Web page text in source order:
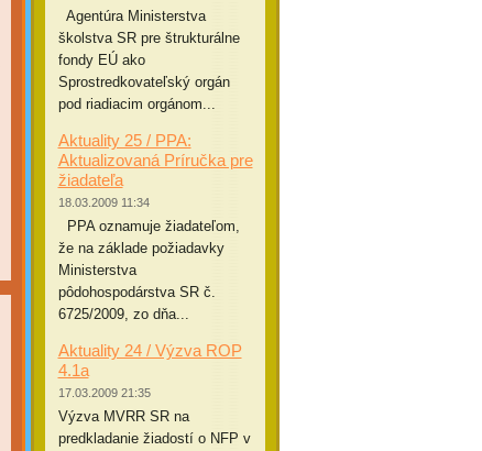
Agentúra Ministerstva
školstva SR pre štrukturálne
fondy EÚ ako
Sprostredkovateľský orgán
pod riadiacim orgánom...
Aktuality 25 / PPA:
Aktualizovaná Príručka pre
žiadateľa
18.03.2009 11:34
PPA oznamuje žiadateľom,
že na základe požiadavky
Ministerstva
pôdohospodárstva SR č.
6725/2009, zo dňa...
Aktuality 24 / Výzva ROP
4.1a
17.03.2009 21:35
Výzva MVRR SR na
predkladanie žiadostí o NFP v